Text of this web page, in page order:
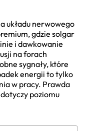
układu nerwowego
gdzie solgar
i dawkowanie
na forach
sygnały, które
energii to tylko
w pracy. Prawda
poziomu